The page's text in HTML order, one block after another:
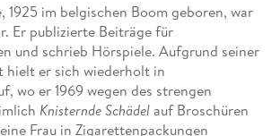
1925 im belgischen Boom geboren, war
Er publizierte Beiträge für
und schrieb Hörspiele. Aufgrund seiner
hielt er sich wiederholt in
wo er 1969 wegen des strengen
Knisternde Schädelauf Broschüren
Frau in Zigarettenpackungen